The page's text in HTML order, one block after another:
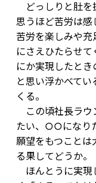
どっしりと肚を
思うほど苦労は感
苦労を楽しみや
にさえひたらせ
にか実現したと
と思い浮かべて
くる。
この頃社長ラウ
たい、○○になり
願望をもつことは
る果してどうか。
ほんとうに実現